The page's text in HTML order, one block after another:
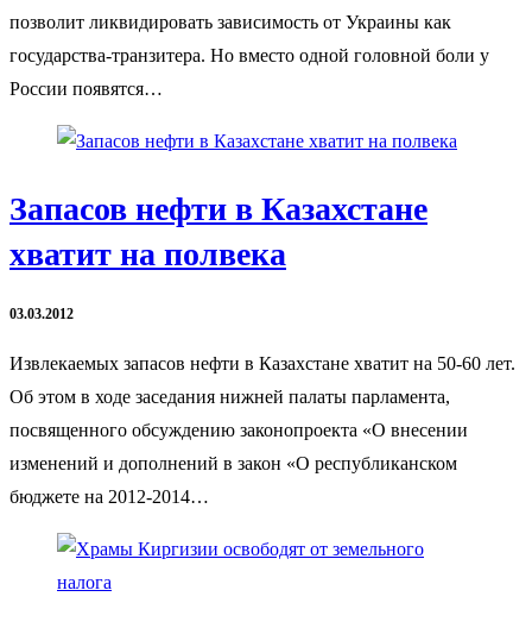
позволит ликвидировать зависимость от Украины как
государства-транзитера. Но вместо одной головной боли у
России появятся…
Запасов нефти в Казахстане
хватит на полвека
03.03.2012
Извлекаемых запасов нефти в Казахстане хватит на 50-60 лет.
Об этом в ходе заседания нижней палаты парламента,
посвященного обсуждению законопроекта «О внесении
изменений и дополнений в закон «О республиканском
бюджете на 2012-2014…